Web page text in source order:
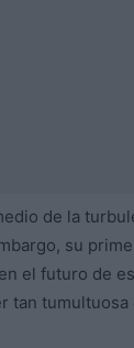
de la
su
el futuro de
tan